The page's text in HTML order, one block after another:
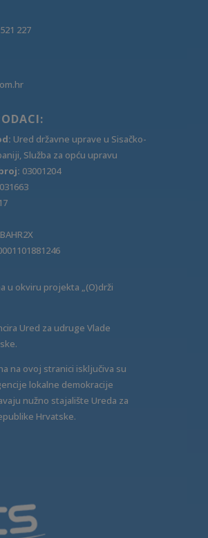
227
Ured državne uprave u Sisačko-
Služba za opću upravu
03001204
u okviru projekta „(O)drži
Ured za udruge Vlade
na ovoj stranici isključiva su
lokalne demokracije
nužno stajalište Ureda za
Hrvatske.